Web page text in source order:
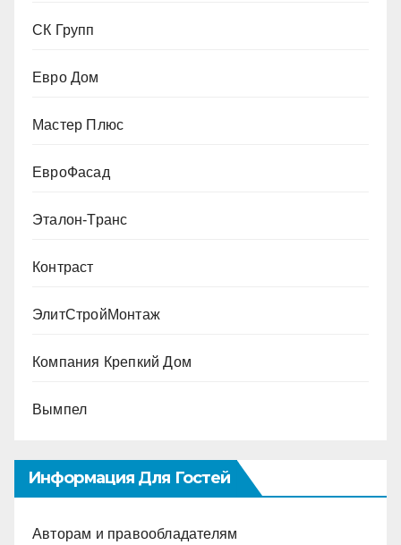
СК Групп
Евро Дом
Мастер Плюс
ЕвроФасад
Эталон-Транс
Контраст
ЭлитСтройМонтаж
Компания Крепкий Дом
Вымпел
Информация Для Гостей
Авторам и правообладателям